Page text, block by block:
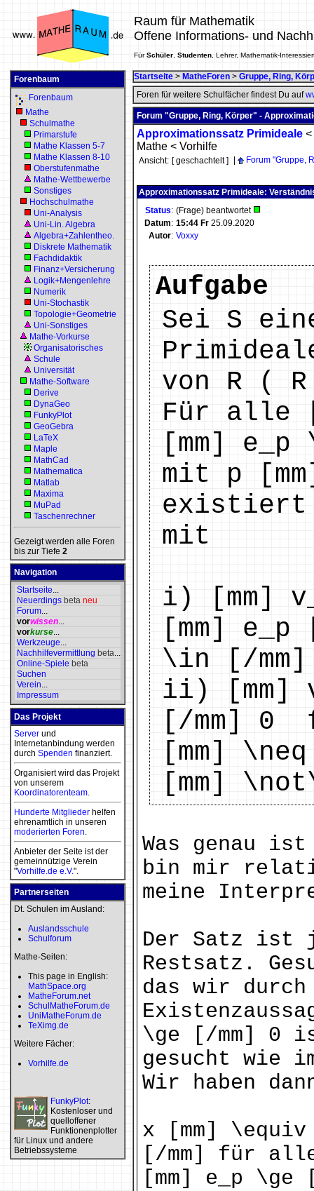
Raum für Mathematik
Offene Informations- und
FürSchüler Studenten , Lehrer, Mathematik-
Forenbaum
Forenbaum
Mathe
Schulmathe
Primarstufe
Mathe Klassen 5-7
Mathe Klassen 8-10
Oberstufenmathe
Mathe-Wettbewerbe
Sonstiges
Hochschulmathe
Uni-Analysis
Uni-Lin. Algebra
Algebra+Zahlentheo.
Diskrete Mathematik
Fachdidaktik
Finanz+Versicherung
Logik+Mengenlehre
Numerik
Uni-Stochastik
Topologie+Geometrie
Uni-Sonstiges
Mathe-Vorkurse
Organisatorisches
Schule
Universität
Mathe-Software
Derive
DynaGeo
FunkyPlot
GeoGebra
LaTeX
Maple
MathCad
Mathematica
Matlab
Maxima
MuPad
Taschenrechner
Gezeigt werden alle Foren
bis zur Tiefe 2
Navigation
Startseite...
Neuerdings beta neu
Forum...
vorwissen...
vorkurse...
Werkzeuge...
Nachhilfevermittlung beta...
Online-Spiele beta
Suchen
Verein...
Impressum
Das Projekt
Server und
Internetanbindung werden
durch Spenden finanziert.
Organisiert wird das Projekt
von unserem
Koordinatorenteam.
Hunderte Mitglieder helfen
ehrenamtlich in unseren
moderierten Foren.
Anbieter der Seite ist der
gemeinnützige Verein
"Vorhilfe.de e.V.".
Partnerseiten
Dt. Schulen im Ausland:
Auslandsschule
Schulforum
Mathe-Seiten:
This page in English:
MathSpace.org
MatheForum.net
SchulMatheForum.de
UniMatheForum.de
TeXimg.de
Weitere Fächer:
Vorhilfe.de
FunkyPlot:
Kostenloser und
quelloffener
Funktionenplotter
für Linux und andere
Betriebssysteme
Startseite > MatheForen > Gruppe, Ring,
Foren für weitere Schulfächer findest Du auf
Forum "Gruppe, Ring, Körper" -
Approximationssatz Primideale <
Mathe < Vorhilfe
Ansicht: [ geschachtelt ] Forum "Gruppe,
Approximationssatz Primideale:
Status: (Frage) beantwortet
Datum: 15:44 Fr 25.09.2020
Autor: Voxxy
Aufgabe
Sei S
von R (
Für alle
[mm]
mit p
existiert
mit
i) [mm]
[mm]
\in [/mm]
ii) [mm]
[/mm] 0
[mm]
[mm]
Was genau
bin mir
meine
Der Satz ist
Restsatz.
das wir
\ge [/mm] 0
gesucht wie
Wir haben
x [mm] \equiv
[/mm] für
[mm] e_p \ge